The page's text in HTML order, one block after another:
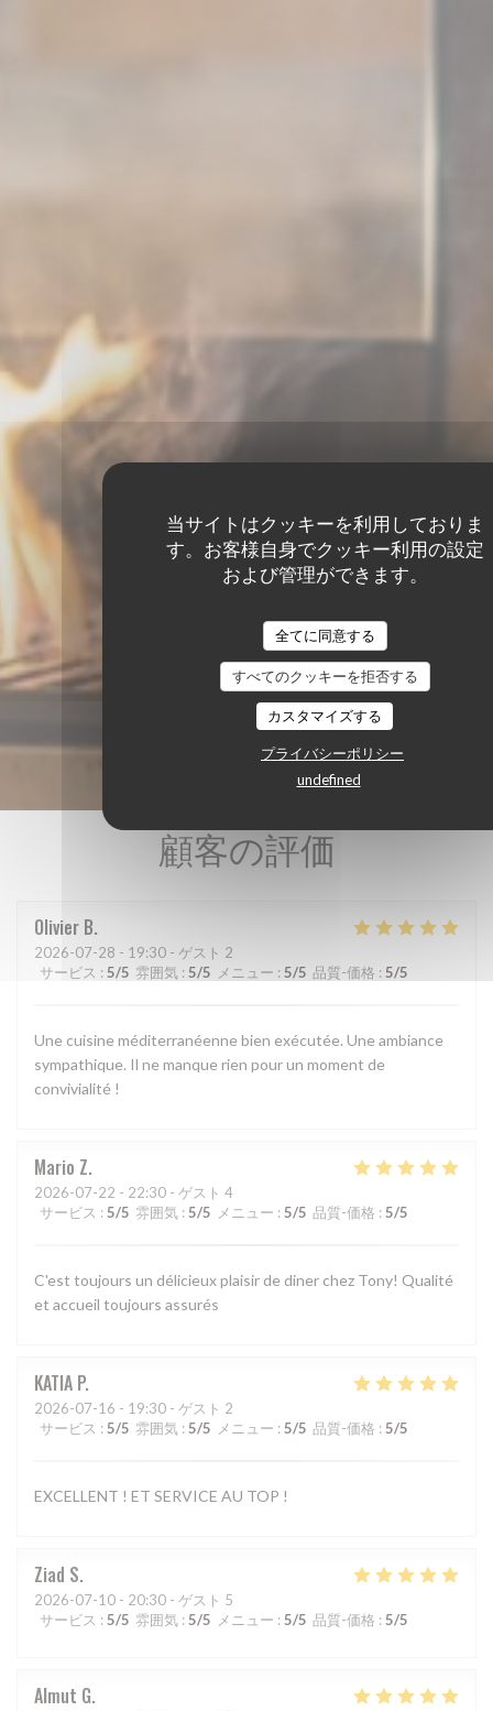
当サイトはクッキーを利用しておりま
す。お客様自身でクッキー利用の設定
および管理ができます。
全てに同意する
すべてのクッキーを拒否する
カスタマイズする
プライバシーポリシー
undefined
顧客の評価
Olivier B
2026-07-28 - 19:30 - ゲスト 2
サービス : 5/5 雰囲気 : 5/5 メニュー : 5/5 品質-価格 : 5/5
Une cuisine méditerranéenne bien exécutée. Une ambiance
sympathique. Il ne manque rien pour un moment de
convivialité !
Mario Z
2026-07-22 - 22:30 - ゲスト 4
サービス : 5/5 雰囲気 : 5/5 メニュー : 5/5 品質-価格 : 5/5
C'est toujours un délicieux plaisir de diner chez Tony! Qualité
et accueil toujours assurés
KATIA P
2026-07-16 - 19:30 - ゲスト 2
サービス : 5/5 雰囲気 : 5/5 メニュー : 5/5 品質-価格 : 5/5
EXCELLENT ! ET SERVICE AU TOP !
Ziad S
2026-07-10 - 20:30 - ゲスト 5
サービス : 5/5 雰囲気 : 5/5 メニュー : 5/5 品質-価格 : 5/5
Almut G